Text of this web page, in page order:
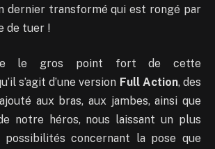
dernier transformé qui est rongé par
de tuer !
le gros point fort de cette
s’agit d’une version Full Action, des
aux bras, aux jambes, ainsi que
notre héros, nous laissant un plus
possibilités concernant la pose que